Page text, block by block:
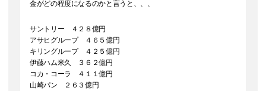
金がどの程度になるのかと言うと、、、
サントリー ４２８億円
アサヒグループ ４６５億円
キリングループ ４２５億円
伊藤ハム米久 ３６２億円
コカ・コーラ ４１１億円
山崎パン ２６３億円